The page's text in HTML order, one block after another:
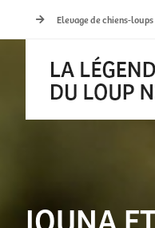
Elevage de chiens-
IOUNA